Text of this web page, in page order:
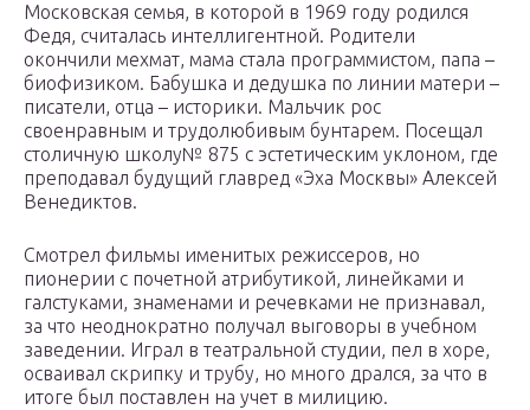
Московская семья, в которой в 1969 году родился
Федя, считалась интеллигентной. Родители
окончили мехмат, мама стала программистом, папа –
биофизиком. Бабушка и дедушка по линии матери –
писатели, отца – историки. Мальчик рос
своенравным и трудолюбивым бунтарем. Посещал
столичную школу№ 875 с эстетическим уклоном, где
преподавал будущий главред «Эха Москвы» Алексей
Венедиктов.
Смотрел фильмы именитых режиссеров, но
пионерии с почетной атрибутикой, линейками и
галстуками, знаменами и речевками не признавал,
за что неоднократно получал выговоры в учебном
заведении. Играл в театральной студии, пел в хоре,
осваивал скрипку и трубу, но много дрался, за что в
итоге был поставлен на учет в милицию.